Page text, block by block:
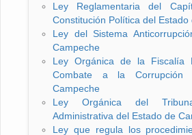
Ley Reglamentaria del
Constitución Política del Estado
Ley del Sistema
Campeche
Ley Orgánica de la Fiscalía
Combate a la
Campeche
Ley Orgánica del
Administrativa del Estado de
Ley que regula los